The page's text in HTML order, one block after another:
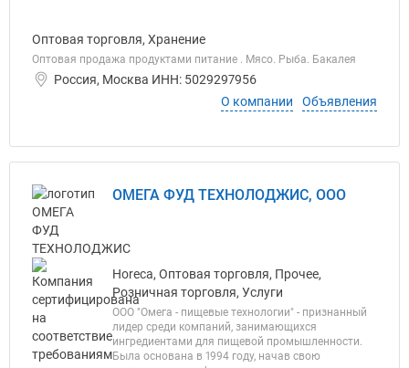
Оптовая торговля, Хранение
Оптовая продажа продуктами питание . Мясо. Рыба. Бакалея
Россия, Москва ИНН: 5029297956
О компании
Объявления
ОМЕГА ФУД ТЕХНОЛОДЖИС, ООО
Horeca, Оптовая торговля, Прочее,
Розничная торговля, Услуги
ООО "Омега - пищевые технологии" - признанный
лидер среди компаний, занимающихся
ингредиентами для пищевой промышленности.
Была основана в 1994 году, начав свою